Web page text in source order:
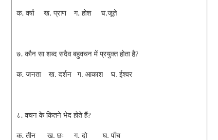
क. वर्षा ख. प्राण ग. होश घ.जूते
७. कौन सा शब्द सदैव बहुवचन में प्रयुक्त होता है?
क. जनता ख. दर्शन ग. आकाश घ. ईश्वर
८. वचन के कितने भेद होते हैं?
क. तीन ख. छः ग. दो घ. पाँच